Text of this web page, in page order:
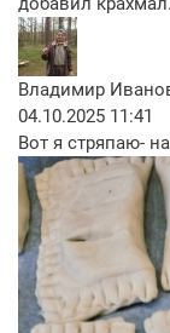
Владимир
04.10.2025 11:41
Вот я стряпаю-